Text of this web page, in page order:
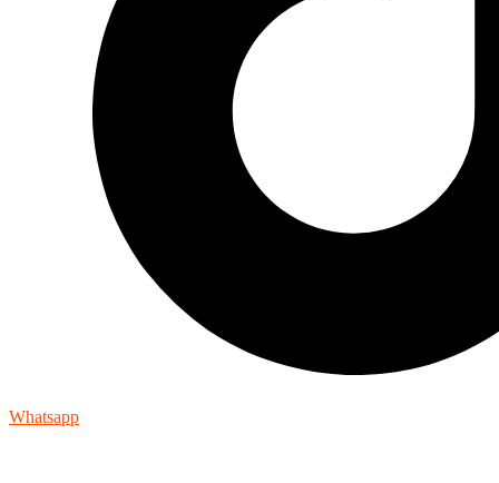
Whatsapp